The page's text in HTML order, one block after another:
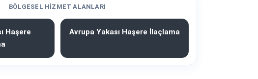
BÖLGESEL HIZMET ALANLARI
Haşere
Avrupa Yakası Haşere İlaçlama